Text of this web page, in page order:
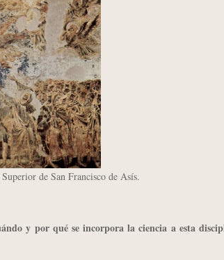
de San Francisco de Asís.
y por qué se incorpora la ciencia a esta